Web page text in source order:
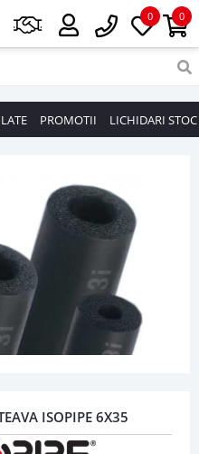
0
0
PROMOTII LICHIDARI STOC
ISOPIPE 6X35